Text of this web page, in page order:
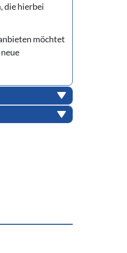
die hierbei
möchtet